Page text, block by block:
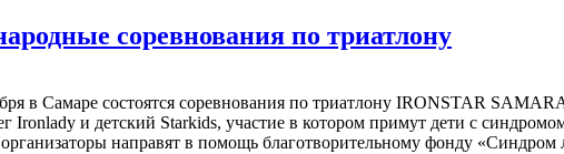
соревнования по триатлону
в Самаре состоятся соревнования по триатлону IRONSTAR
Ironlady и детский Starkids, участие в котором примут дети с
организаторы направят в помощь благотворительному фонду